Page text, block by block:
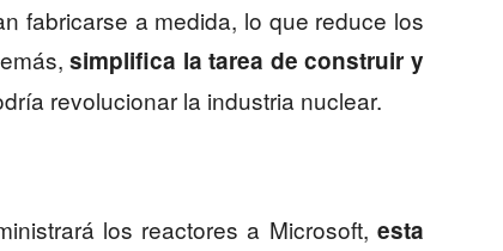
fabricarse a medida, lo que reduce los
simplifica la tarea de construir y
revolucionar la industria nuclear.
los reactores a Microsoft, esta